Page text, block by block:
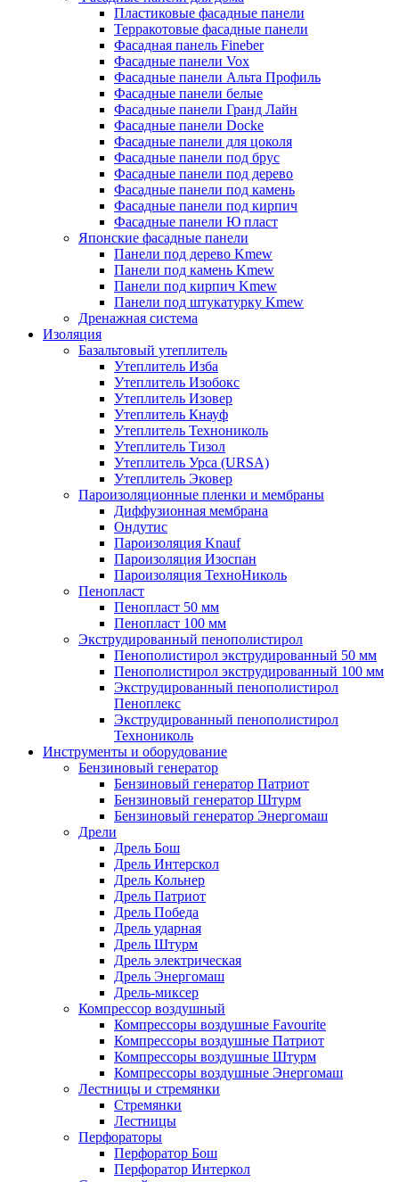
Пластиковые фасадные панели
Терракотовые фасадные панели
Фасадная панель Fineber
Фасадные панели Vox
Фасадные панели Альта Профиль
Фасадные панели белые
Фасадные панели Гранд Лайн
Фасадные панели Docke
Фасадные панели для цоколя
Фасадные панели под брус
Фасадные панели под дерево
Фасадные панели под камень
Фасадные панели под кирпич
Фасадные панели Ю пласт
Японские фасадные панели
Панели под дерево Kmew
Панели под камень Kmew
Панели под кирпич Kmew
Панели под штукатурку Kmew
Дренажная система
Изоляция
Базальтовый утеплитель
Утеплитель Изба
Утеплитель Изобокс
Утеплитель Изовер
Утеплитель Кнауф
Утеплитель Технониколь
Утеплитель Тизол
Утеплитель Урса (URSA)
Утеплитель Эковер
Пароизоляционные пленки и мембраны
Диффузионная мембрана
Ондутис
Пароизоляция Knauf
Пароизоляция Изоспан
Пароизоляция ТехноНиколь
Пенопласт
Пенопласт 50 мм
Пенопласт 100 мм
Экструдированный пенополистирол
Пенополистирол экструдированный 50 мм
Пенополистирол экструдированный 100 мм
Экструдированный пенополистирол
Пеноплекс
Экструдированный пенополистирол
Технониколь
Инструменты и оборудование
Бензиновый генератор
Бензиновый генератор Патриот
Бензиновый генератор Штурм
Бензиновый генератор Энергомаш
Дрели
Дрель Бош
Дрель Интерскол
Дрель Кольнер
Дрель Патриот
Дрель Победа
Дрель ударная
Дрель Штурм
Дрель электрическая
Дрель Энергомаш
Дрель-миксер
Компрессор воздушный
Компрессоры воздушные Favourite
Компрессоры воздушные Патриот
Компрессоры воздушные Штурм
Компрессоры воздушные Энергомаш
Лестницы и стремянки
Стремянки
Лестницы
Перфораторы
Перфоратор Бош
Перфоратор Интеркол